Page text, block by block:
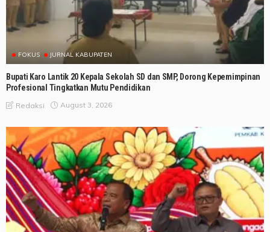
FOKUS JURNAL KABUPATEN
Bupati Karo Lantik 20 Kepala Sekolah SD dan SMP, Dorong Kepemimpinan
Profesional Tingkatkan Mutu Pendidikan
Redaksi August 3, 2026